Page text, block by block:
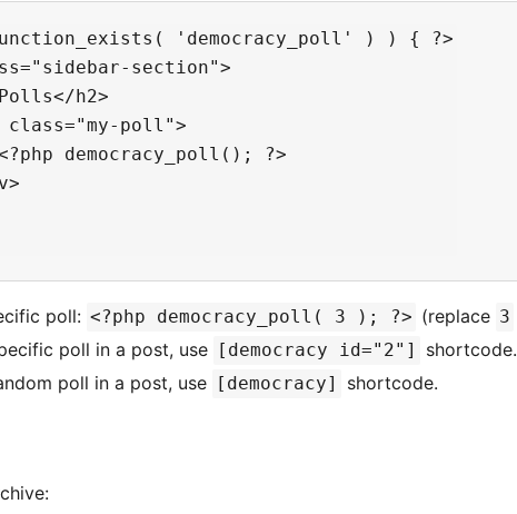
'democracy_poll' ) ) { ?>
section">
h2>
class="my-poll">
democracy_poll(); ?>
poll: <?php democracy_poll( 3 ); ?> (replace 3
poll in a post, use
[democracy id="2"]
shortcode.
poll in a post, use
[democracy] shortcode.